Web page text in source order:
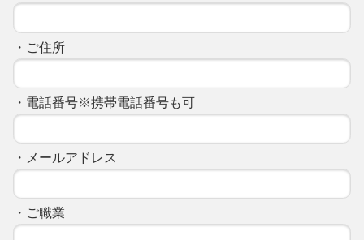
・ご住所
・電話番号※携帯電話番号も可
・メールアドレス
・ご職業